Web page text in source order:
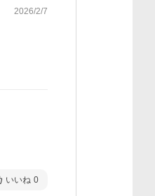
2026/2/7
いいね 0